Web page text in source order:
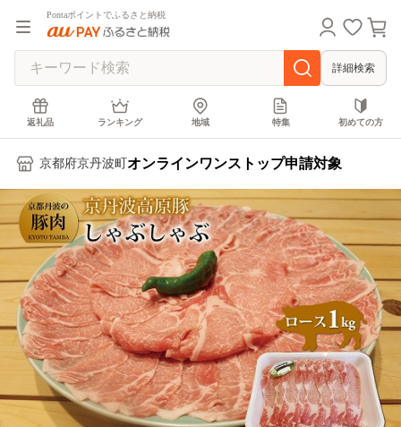
Pontaポイントでふるさと納税
詳細検索
返礼品 ランキング 地域 特集 初めての方
京都府京丹波町 オンラインワンストップ申請対象